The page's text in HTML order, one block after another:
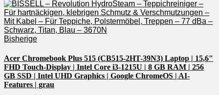
Bisherige
Acer Chromebook Plus 515 (CB515-2HT-39N3) Laptop | 15,6"
FHD Touch-Display | Intel Core i3-1215U | 8 GB RAM | 256
GB SSD | Intel UHD Graphics | Google ChromeOS | AI-
Features | grau